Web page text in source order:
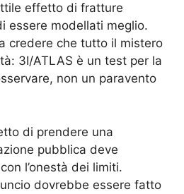
effetto di fratture
essere modellati meglio.
credere che tutto il mistero
3I/ATLAS è un test per la
non un paravento
di prendere una
pubblica deve
l’onestà dei limiti.
dovrebbe essere fatto